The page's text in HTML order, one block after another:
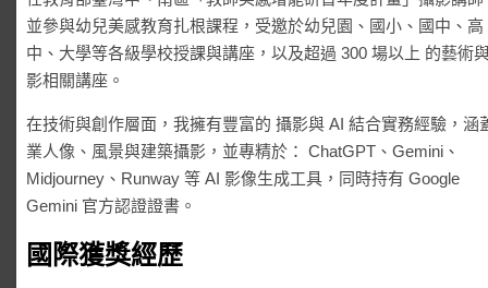
並參與幼兒美感教育扎根課程，受邀於幼兒園、國小、國中、高
中、大學等各級學校授課與講座，以及超過 300 場以上 的藝術
影相關講座。
在技術與創作層面，我擁有豐富的 攝影與 AI 結合實務經驗，涵
業人像、風景與建築攝影，並專精於： ChatGPT、Gemini、
Midjourney、Runway 等 AI 影像生成工具，同時持有 Google
Gemini 官方認證證書。
國際獲獎經歷